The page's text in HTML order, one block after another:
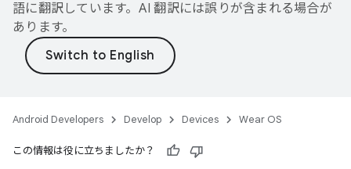
語に翻訳しています。AI 翻訳には誤りが含まれる場合が
あります。
Android Developers Develop Devices Wear OS
この情報は役に立ちましたか？